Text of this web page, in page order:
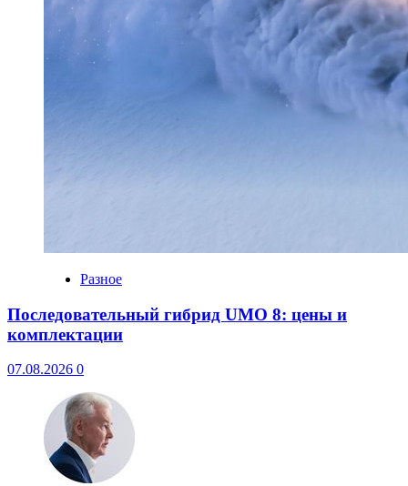
Разное
Последовательный гибрид UMO 8: цены и
комплектации
07.08.2026 0